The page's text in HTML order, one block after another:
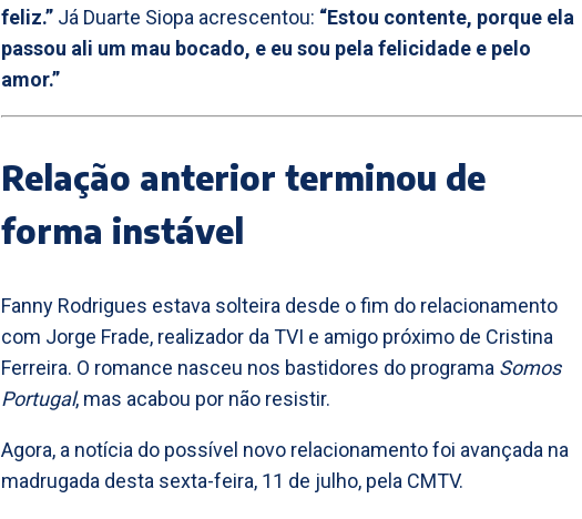
feliz.” Já Duarte Siopa acrescentou: “Estou contente, porque ela
passou ali um mau bocado, e eu sou pela felicidade e pelo
amor.”
Relação anterior terminou de
forma instável
Fanny Rodrigues estava solteira desde o fim do relacionamento
com Jorge Frade, realizador da TVI e amigo próximo de Cristina
Ferreira. O romance nasceu nos bastidores do programa Somos
Portugal, mas acabou por não resistir.
Agora, a notícia do possível novo relacionamento foi avançada na
madrugada desta sexta-feira, 11 de julho, pela CMTV.